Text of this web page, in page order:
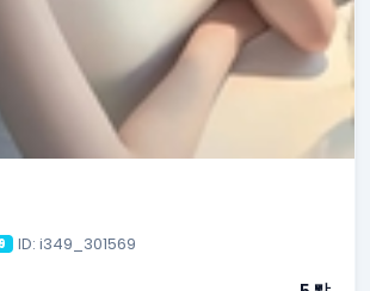
ID: i349_301569